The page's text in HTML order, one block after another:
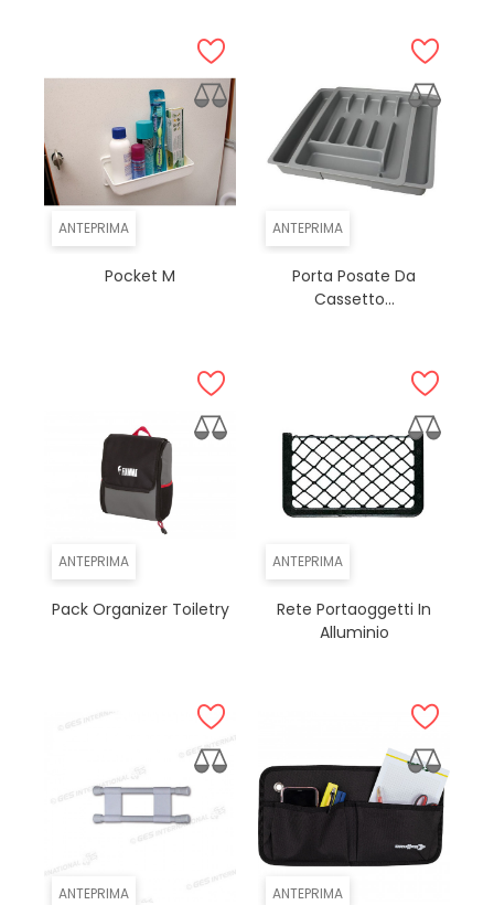
ANTEPRIMA
Pocket M
ANTEPRIMA
Porta Posate Da
Cassetto...
ANTEPRIMA
Pack Organizer Toiletry
ANTEPRIMA
Rete Portaoggetti In
Alluminio
ANTEPRIMA ANTEPRIMA